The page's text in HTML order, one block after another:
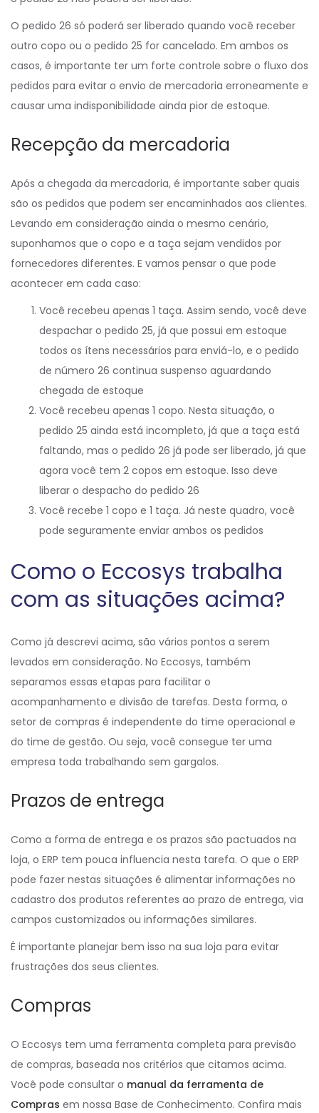
O pedido 26 só poderá ser liberado quando você receber
outro copo ou o pedido 25 for cancelado. Em ambos os
casos, é importante ter um forte controle sobre o fluxo dos
pedidos para evitar o envio de mercadoria erroneamente e
causar uma indisponibilidade ainda pior de estoque.
Recepção da mercadoria
Após a chegada da mercadoria, é importante saber quais
são os pedidos que podem ser encaminhados aos clientes.
Levando em consideração ainda o mesmo cenário,
suponhamos que o copo e a taça sejam vendidos por
fornecedores diferentes. E vamos pensar o que pode
acontecer em cada caso:
Você recebeu apenas 1 taça. Assim sendo, você deve
despachar o pedido 25, já que possui em estoque
todos os ítens necessários para enviá-lo, e o pedido
de número 26 continua suspenso aguardando
chegada de estoque
Você recebeu apenas 1 copo. Nesta situação, o
pedido 25 ainda está incompleto, já que a taça está
faltando, mas o pedido 26 já pode ser liberado, já que
agora você tem 2 copos em estoque. Isso deve
liberar o despacho do pedido 26
Você recebe 1 copo e 1 taça. Já neste quadro, você
pode seguramente enviar ambos os pedidos
Como o Eccosys trabalha
com as situações acima?
Como já descrevi acima, são vários pontos a serem
levados em consideração. No Eccosys, também
separamos essas etapas para facilitar o
acompanhamento e divisão de tarefas. Desta forma, o
setor de compras é independente do time operacional e
do time de gestão. Ou seja, você consegue ter uma
empresa toda trabalhando sem gargalos.
Prazos de entrega
Como a forma de entrega e os prazos são pactuados na
loja, o ERP tem pouca influencia nesta tarefa. O que o ERP
pode fazer nestas situações é alimentar informações no
cadastro dos produtos referentes ao prazo de entrega, via
campos customizados ou informações similares.
É importante planejar bem isso na sua loja para evitar
frustrações dos seus clientes.
Compras
O Eccosys tem uma ferramenta completa para previsão
de compras, baseada nos critérios que citamos acima.
Você pode consultar o manual da ferramenta de
Compras em nossa Base de Conhecimento. Confira mais